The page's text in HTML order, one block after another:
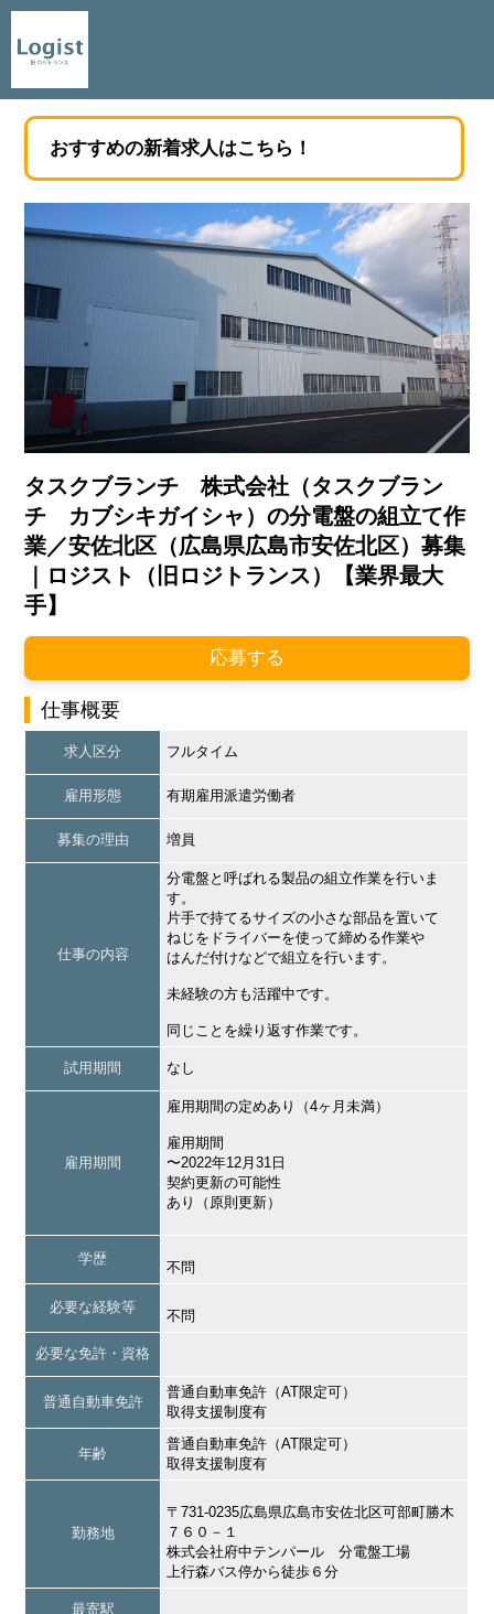
おすすめの新着求人はこちら！
タスクブランチ 株式会社（タスクブラン
チ カブシキガイシャ）の分電盤の組立て作
業／安佐北区（広島県広島市安佐北区）募集
｜ロジスト（旧ロジトランス）【業界最大
手】
応募する
仕事概要
求人区分 フルタイム
雇用形態 有期雇用派遣労働者
募集の理由 増員
仕事の内容
分電盤と呼ばれる製品の組立作業を行いま
す。
片手で持てるサイズの小さな部品を置いて
ねじをドライバーを使って締める作業や
はんだ付けなどで組立を行います。
未経験の方も活躍中です。
同じことを繰り返す作業です。
試用期間 なし
雇用期間
雇用期間の定めあり（4ヶ月未満）
雇用期間
〜2022年12月31日
契約更新の可能性
あり（原則更新）
学歴
不問
必要な経験等
不問
必要な免許・資格
普通自動車免許
普通自動車免許（AT限定可）
取得支援制度有
年齢
普通自動車免許（AT限定可）
取得支援制度有
勤務地
〒731-0235広島県広島市安佐北区可部町勝木
７６０－１
株式会社府中テンパール 分電盤工場
上行森バス停から徒歩６分
最寄駅